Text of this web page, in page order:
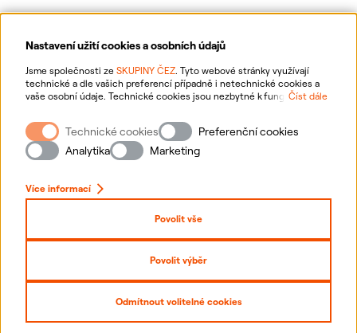
Nastavení užití cookies a osobních údajů
Jsme společnosti ze SKUPINY ČEZ. Tyto webové stránky využívají
technické a dle vašich preferencí případně i netechnické cookies a
vaše osobní údaje. Technické cookies jsou nezbytné k fungování
webové stránky vašim preferencím, k personalizaci reklam a analytice.
Pro sběr a zpracování netechnických cookies a vašich osobních údajů
nám můžete udělit souhlas. Bližší informace o vašich právech,
zpracování osobních údajů, včetně možnosti odvolání udělených
Číst dále
Technické cookies
Preferenční cookies
Analytika
Marketing
Více informací
Povolit vše
Povolit výběr
Odmítnout volitelné cookies
Ochrana osobních údajů
Informace o webu
Nastavení cookies
Přihlásit se
Prohlášení o přístupnosti